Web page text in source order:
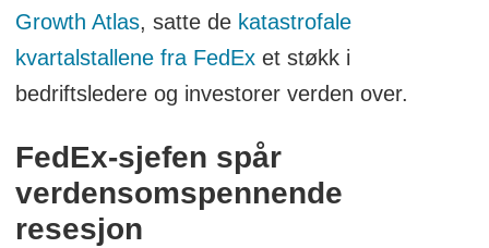
Growth Atlas, satte de katastrofale
kvartalstallene fra FedExet støkk i
bedriftsledere og investorer verden over.
FedEx-sjefen spår
verdensomspennende
resesjon